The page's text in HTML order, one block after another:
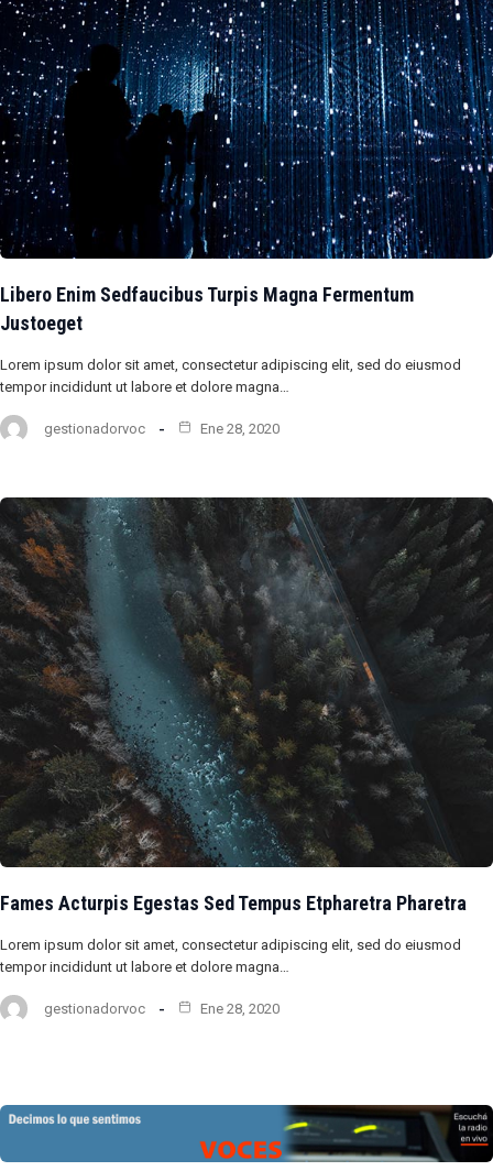
Libero Enim Sedfaucibus Turpis Magna Fermentum
Justoeget
Lorem ipsum dolor sit amet, consectetur adipiscing elit, sed do eiusmod
tempor incididunt ut labore et dolore magna…
gestionadorvoc Ene 28, 2020
Fames Acturpis Egestas Sed Tempus Etpharetra Pharetra
Lorem ipsum dolor sit amet, consectetur adipiscing elit, sed do eiusmod
tempor incididunt ut labore et dolore magna…
gestionadorvoc Ene 28, 2020